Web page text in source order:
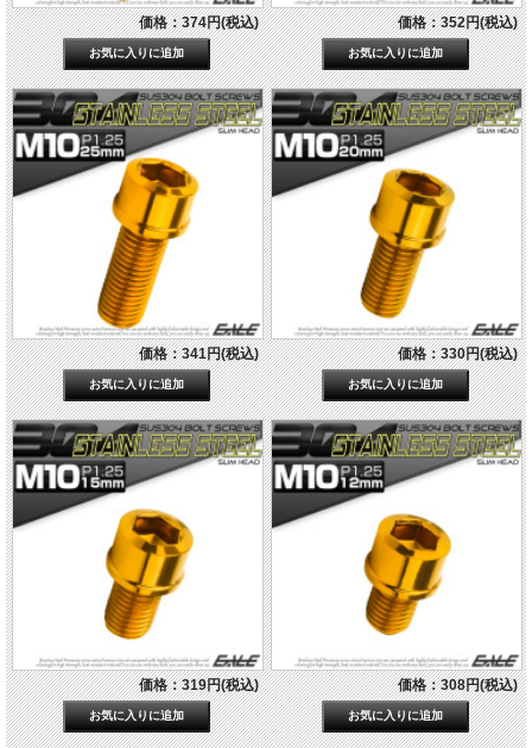
価格：374円(税込) 価格：352円(税込)
価格：341円(税込) 価格：330円(税込)
価格：319円(税込) 価格：308円(税込)